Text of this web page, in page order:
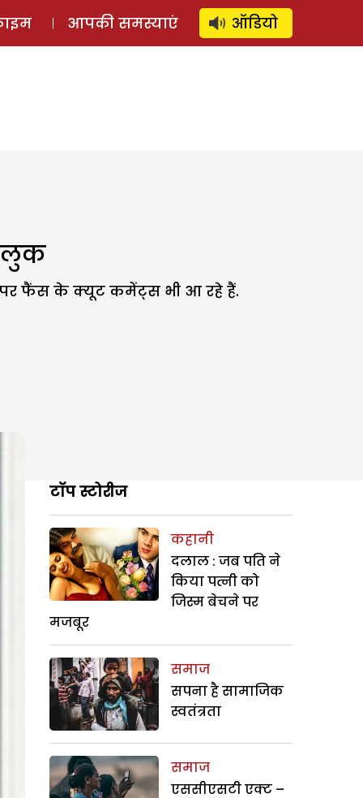
लॉग इन ⚲ SUBSCRIBE
आपकी समस्याएं ऑडियो
लुक
पर फैंस के क्यूट कमेंट्स भी आ रहे हैं.
टॉप स्टोरीज
कहानी
दलाल : जब पति ने
किया पत्नी को
जिस्म बेचने पर
मजबूर
समाज
सपना है सामाजिक
स्वतंत्रता
समाज
एससीएसटी एक्ट –